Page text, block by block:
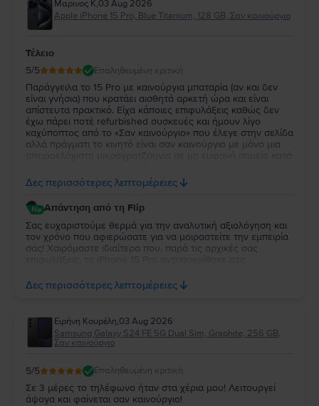
Μαρινος Κ,03 Aug 2026
Apple iPhone 15 Pro, Blue Titanium, 128 GB, Σαν καινούργιο
Τέλειο
5/5 Επαληθευμένη κριτική
Παράγγειλα το 15 Pro με καινούργια μπαταρία (αν και δεν
είναι γνήσια) που κρατάει αισθητά αρκετή ώρα και είναι
απίστευτα πρακτικό. Είχα κάποιες επιφυλάξεις καθώς δεν
έχω πάρει ποτέ refurbished συσκευές και ήμουν λίγο
καχύποπτος από το «Σαν καινούργιο» που έλεγε στην σελίδα
αλλά πράγματι το κινητό είναι σαν καινούργιο με μόνο μια
Κατά τα άλλα το κινητό λειτουργεί όπως θα έπρεπε, η οθόνη
είναι απίστευτη και η κάμερες εξίσου τέλειες. Έχω διαβάσει
από άλλα σχόλια με κακές κριτικές ότι τα κινητά που τους
έστελναν είχαν κάποια δυσλειτουργία είτε με τον έναν είτε
με τον άλλον τρόπο αλλά εγώ προσωπικά πιστεύω το κινητό
λειτουργεί άψογα και χωρίς την παραμικρή δυσλειτουργία.
Δες περισσότερες λεπτομέρειες
Απάντηση από τη Flip
Σας ευχαριστούμε θερμά για την αναλυτική αξιολόγηση και
τον χρόνο που αφιερώσατε για να μοιραστείτε την εμπειρία
σας! Χαιρόμαστε ιδιαίτερα που, παρά τις αρχικές σας
την κατάστασή της όσο και από την απόδοσή της. Η
εμπιστοσύνη σας και τα σχόλιά σας είναι ιδιαίτερα σημαντικά
προσφέρουμε την καλύτερη δυνατή εμπειρία στους πελάτες
μας. Σας ευχαριστούμε που επιλέξατε τη Flip και σας
ευχόμαστε να χαρείτε τη συσκευή σας για πολύ καιρό!
Δες περισσότερες λεπτομέρειες
Ειρήνη Κουρέλη,03 Aug 2026
Samsung Galaxy S24 FE 5G Dual Sim, Graphite, 256 GB,
Σαν καινούργιο
5/5 Επαληθευμένη κριτική
Σε 3 μέρες το τηλέφωνο ήταν στα χέρια μου! Λειτουργεί
άψογα και φαίνεται σαν καινούργιο!